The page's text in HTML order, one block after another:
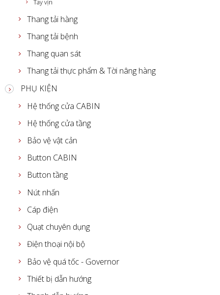
Thang tải hàng
Thang tải bệnh
Thang quan sát
Thang tải thực phẩm & Tời nâng hàng
PHỤ KIỆN
Hệ thống cửa CABIN
Hệ thống cửa tầng
Bảo vệ vật cản
Button CABIN
Button tầng
Nút nhấn
Cáp điện
Quạt chuyên dụng
Điện thoại nội bộ
Bảo vệ quá tốc - Governor
Thiết bị dẫn hướng